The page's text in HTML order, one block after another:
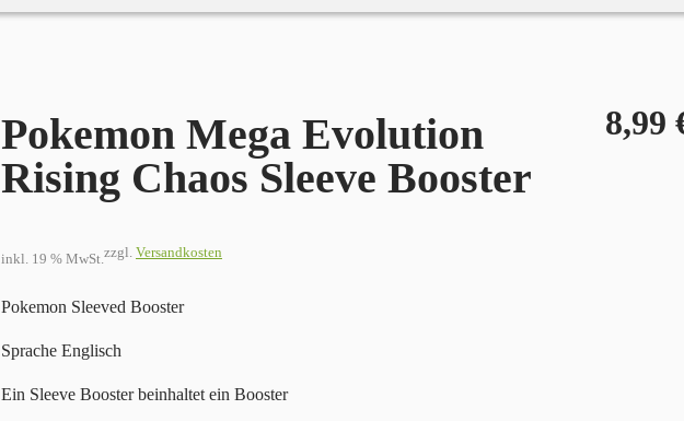
Pokemon Mega Evolution
Rising Chaos Sleeve Booster
8,99
inkl. 19 % MwSt.zzgl. Versandkosten
Pokemon Sleeved Booster
Sprache Englisch
Ein Sleeve Booster beinhaltet ein Booster